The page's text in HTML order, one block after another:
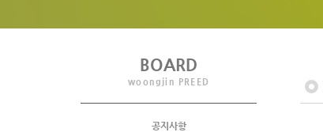
BOARD
woongjin PREED
공지사항